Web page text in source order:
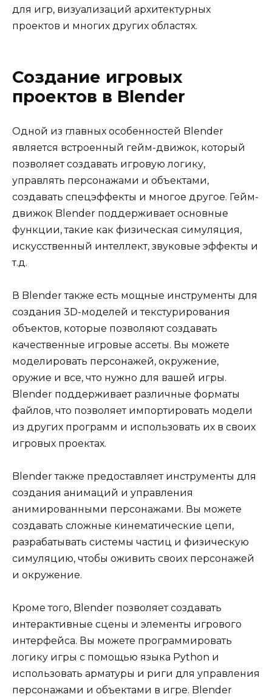
для игр, визуализаций архитектурных
проектов и многих других областях.
Создание игровых
проектов в Blender
Одной из главных особенностей Blender
является встроенный гейм-движок, который
позволяет создавать игровую логику,
управлять персонажами и объектами,
создавать спецэффекты и многое другое. Гейм-
движок Blender поддерживает основные
функции, такие как физическая симуляция,
искусственный интеллект, звуковые эффекты и
т.д.
В Blender также есть мощные инструменты для
создания 3D-моделей и текстурирования
объектов, которые позволяют создавать
качественные игровые ассеты. Вы можете
моделировать персонажей, окружение,
оружие и все, что нужно для вашей игры.
Blender поддерживает различные форматы
файлов, что позволяет импортировать модели
из других программ и использовать их в своих
игровых проектах.
Blender также предоставляет инструменты для
создания анимаций и управления
анимированными персонажами. Вы можете
создавать сложные кинематические цепи,
разрабатывать системы частиц и физическую
симуляцию, чтобы оживить своих персонажей
и окружение.
Кроме того, Blender позволяет создавать
интерактивные сцены и элементы игрового
интерфейса. Вы можете программировать
логику игры с помощью языка Python и
использовать арматуры и риги для управления
персонажами и объектами в игре. Blender